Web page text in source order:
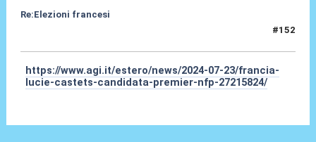
Re:Elezioni francesi
#152
https://www.agi.it/estero/news/2024-07-23/francia-
lucie-castets-candidata-premier-nfp-27215824/